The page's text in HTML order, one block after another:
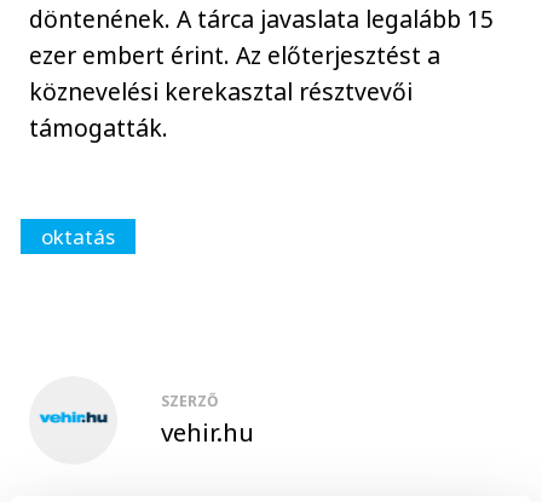
döntenének. A tárca javaslata legalább 15
ezer embert érint. Az előterjesztést a
köznevelési kerekasztal résztvevői
támogatták.
oktatás
SZERZŐ
vehir.hu